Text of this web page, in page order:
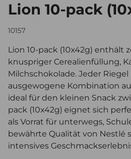
Lion 10-pack
10157
Lion 10-pack (10x42g) enthält
knuspriger Cerealienfüllung,
Milchschokolade. Jeder
ausgewogene Kombination
ideal für den kleinen Snack
pack (10x42g) eignet sich
als Vorrat für unterwegs,
bewährte Qualität von Nestlé
intensives